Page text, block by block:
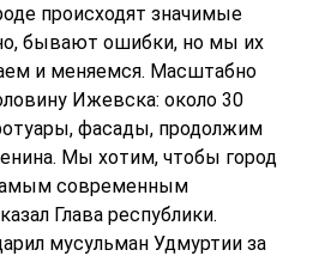
происходят значимые
бывают ошибки, но мы их
и меняемся. Масштабно
Ижевска: около 30
фасады, продолжим
Мы хотим, чтобы город
современным
Глава республики.
мусульман Удмуртии за